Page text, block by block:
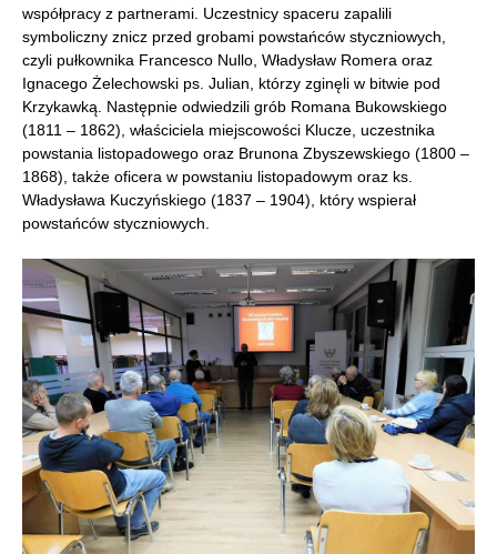
współpracy z partnerami. Uczestnicy spaceru zapalili
symboliczny znicz przed grobami powstańców styczniowych,
czyli pułkownika Francesco Nullo, Władysław Romera oraz
Ignacego Żelechowski ps. Julian, którzy zginęli w bitwie pod
Krzykawką. Następnie odwiedzili grób Romana Bukowskiego
(1811 – 1862), właściciela miejscowości Klucze, uczestnika
powstania listopadowego oraz Brunona Zbyszewskiego (1800 –
1868), także oficera w powstaniu listopadowym oraz ks.
Władysława Kuczyńskiego (1837 – 1904), który wspierał
powstańców styczniowych.